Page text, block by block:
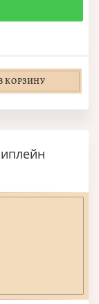
КОРЗИНУ